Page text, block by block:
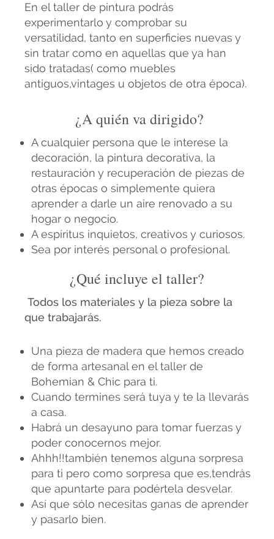
En el taller de pintura podrás
experimentarlo y comprobar su
versatilidad, tanto en superficies nuevas y
sin tratar como en aquellas que ya han
sido tratadas( como muebles
antiguos,vintages u objetos de otra época).
¿A quién va dirigido?
A cualquier persona que le interese la
decoración, la pintura decorativa, la
restauración y recuperación de piezas de
otras épocas o simplemente quiera
aprender a darle un aire renovado a su
hogar o negocio.
A espíritus inquietos, creativos y curiosos.
Sea por interés personal o profesional.
¿Qué incluye el taller?
Todos los materiales y la pieza sobre la
que trabajarás.
Una pieza de madera que hemos creado
de forma artesanal en el taller de
Bohemian & Chic para ti.
Cuando termines será tuya y te la llevarás
a casa.
Habrá un desayuno para tomar fuerzas y
poder conocernos mejor.
Ahhh!!también tenemos alguna sorpresa
para ti pero como sorpresa que es,tendrás
que apuntarte para podértela desvelar.
Así que sólo necesitas ganas de aprender
y pasarlo bien.